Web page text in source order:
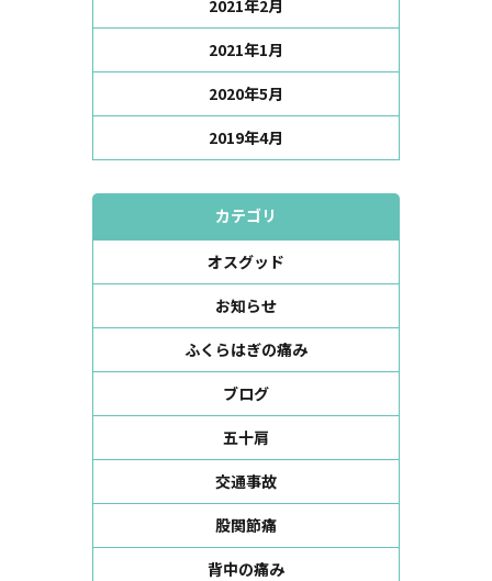
2021年2月
2021年1月
2020年5月
2019年4月
カテゴリ
オスグッド
お知らせ
ふくらはぎの痛み
ブログ
五十肩
交通事故
股関節痛
背中の痛み